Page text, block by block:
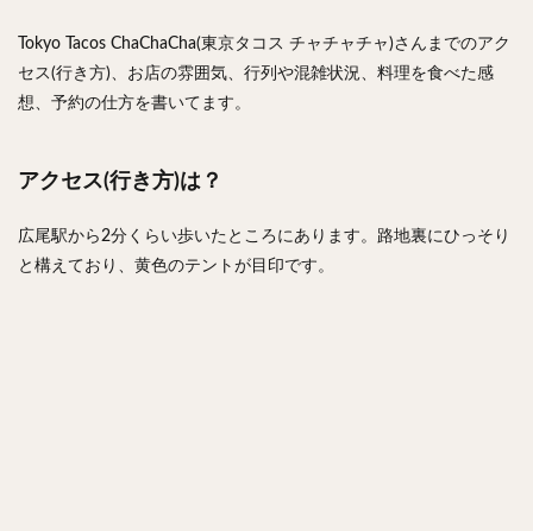
Tokyo Tacos ChaChaCha(東京タコス チャチャチャ)さんまでのアク
セス(行き方)、お店の雰囲気、行列や混雑状況、料理を食べた感
想、予約の仕方を書いてます。
アクセス(行き方)は？
広尾駅から2分くらい歩いたところにあります。路地裏にひっそり
と構えており、黄色のテントが目印です。